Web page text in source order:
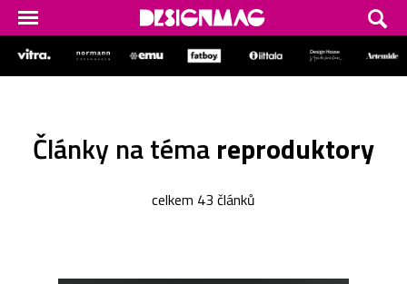
Články na témareproduktory
celkem 43 článků